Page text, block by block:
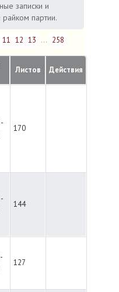
записки и
партии.
11 12 13 ... 258
Листов Действия
170
144
127